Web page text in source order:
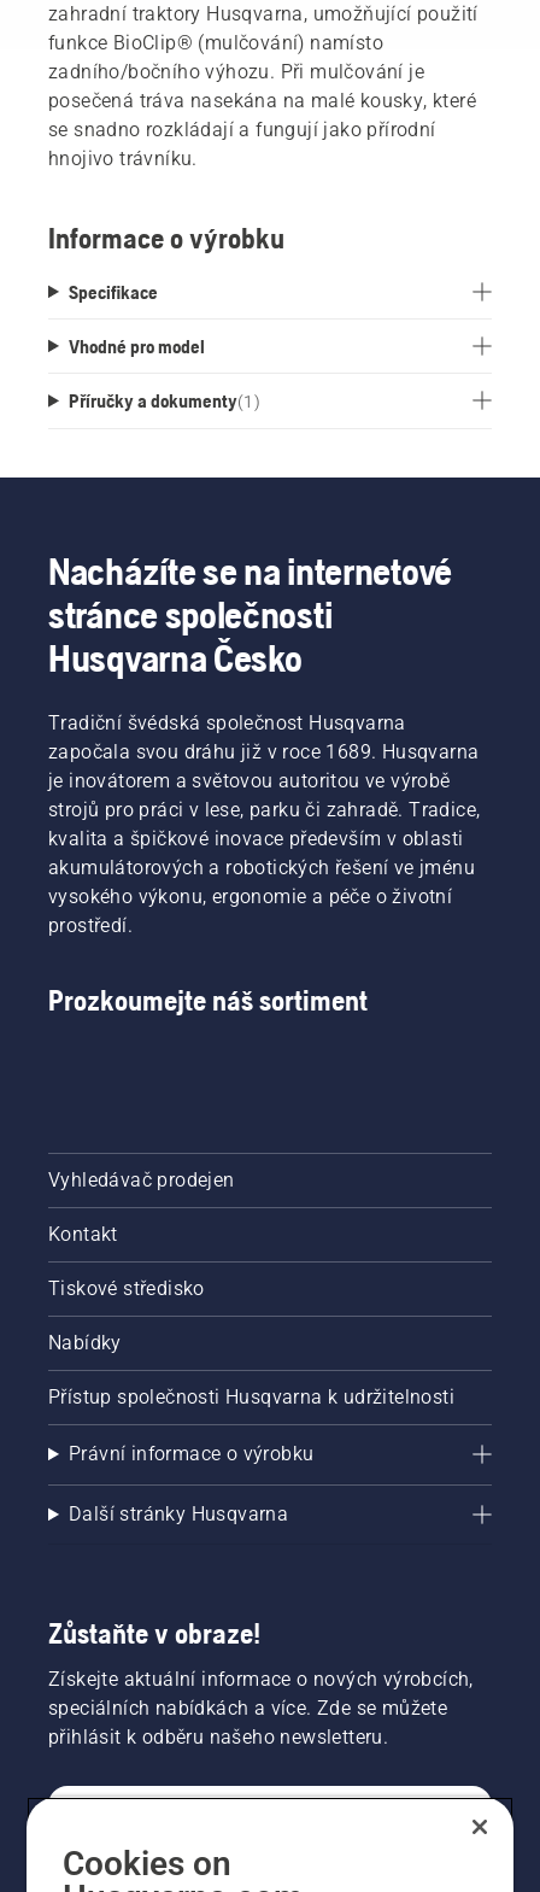
zahradní traktory Husqvarna, umožňující použití
funkce BioClip® (mulčování) namísto
zadního/bočního výhozu. Při mulčování je
posečená tráva nasekána na malé kousky, které
se snadno rozkládají a fungují jako přírodní
hnojivo trávníku.
Informace o výrobku
Specifikace
Vhodné pro model
Příručky a dokumenty(1 )
Nacházíte se na internetové
stránce společnosti
Husqvarna Česko
Tradiční švédská společnost Husqvarna
započala svou dráhu již v roce 1689. Husqvarna
je inovátorem a světovou autoritou ve výrobě
strojů pro práci v lese, parku či zahradě. Tradice,
kvalita a špičkové inovace především v oblasti
akumulátorových a robotických řešení ve jménu
vysokého výkonu, ergonomie a péče o životní
prostředí.
Prozkoumejte náš sortiment
Vyhledávač prodejen
Kontakt
Tiskové středisko
Nabídky
Přístup společnosti Husqvarna k udržitelnosti
Právní informace o výrobku
Další stránky Husqvarna
Zůstaňte v obraze!
Získejte aktuální informace o nových výrobcích,
speciálních nabídkách a více. Zde se můžete
přihlásit k odběru našeho newsletteru.
Cookies on